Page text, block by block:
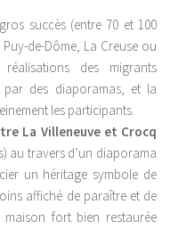
succès (entre 70 et 100
de-Dôme, La Creuse ou
des migrants
par des diaporamas, et la
les participants.
La Villeneuve et Crocq
au travers d’un diaporama
un héritage symbole de
affiché de paraître et de
fort bien restaurée